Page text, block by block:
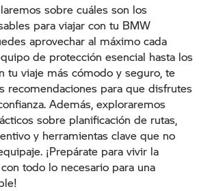
sobre cuáles son los
para viajar con tu BMW
aprovechar al máximo cada
de protección esencial hasta los
tu viaje más cómodo y seguro, te
recomendaciones para que disfrutes
Además, exploraremos
sobre planificación de rutas,
y herramientas clave que no
¡Prepárate para vivir la
todo lo necesario para una